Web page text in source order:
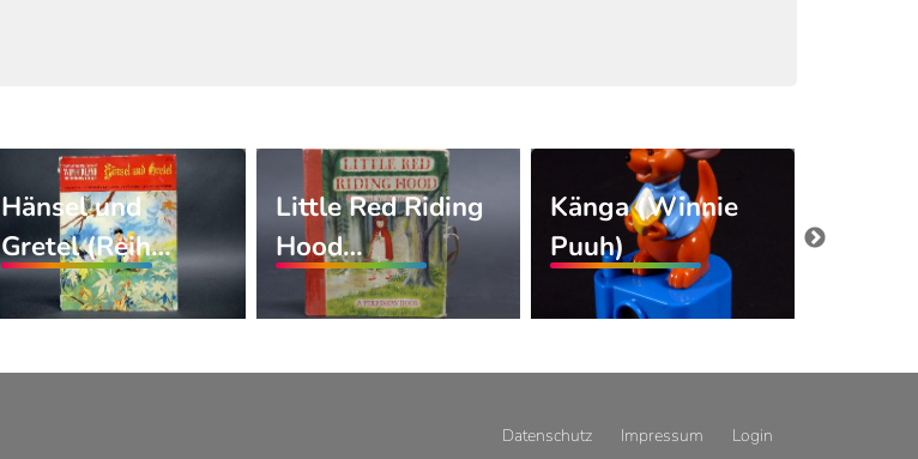
Hänsel und
Gretel (Reih…
Little Red Riding
Hood…
Känga (Winnie
Puuh)
Datenschutz Impressum Login